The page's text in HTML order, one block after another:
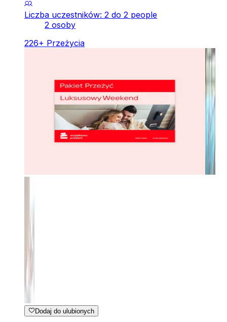
Liczba uczestników: 2 do 2 people
2 osoby
226+ Przeżycia
Dodaj do ulubionych